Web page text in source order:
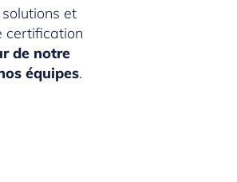
et
certification
de notre
équipes.